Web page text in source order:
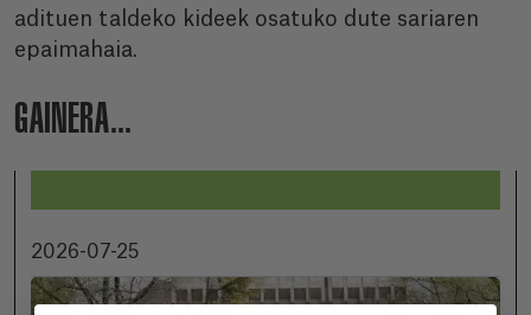
adituen taldeko kideek osatuko dute sariaren
epaimahaia.
GAINERA...
2026-07-25